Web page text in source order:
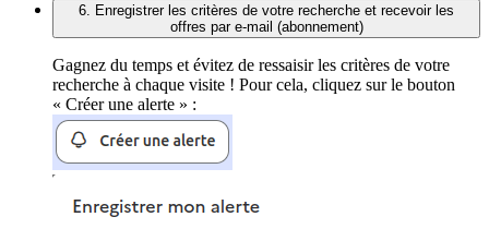
6. Enregistrer les critères de votre recherche et recevoir les
offres par e-mail (abonnement)
Gagnez du temps et évitez de ressaisir les critères de votre
recherche à chaque visite ! Pour cela, cliquez sur le bouton
« Créer une alerte » :